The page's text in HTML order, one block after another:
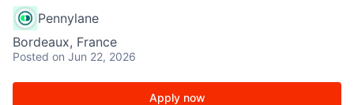
Pennylane
Bordeaux, France
Posted on Jun 22, 2026
Apply now